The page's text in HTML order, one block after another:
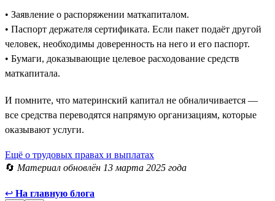
• Заявление о распоряжении маткапиталом.
• Паспорт держателя сертификата. Если пакет подаёт другой
человек, необходимы доверенность на него и его паспорт.
• Бумаги, доказывающие целевое расходование средств
маткапитала.
И помните, что материнский капитал не обналичивается —
все средства переводятся напрямую организациям, которые
оказывают услуги.
Ещё о трудовых правах и выплатах
🔄 Материал обновлён 13 марта 2025 года
↩ На главную блога